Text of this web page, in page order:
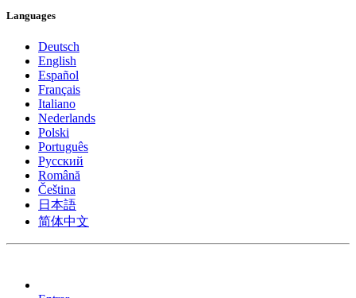
Languages
Deutsch
English
Español
Français
Italiano
Nederlands
Polski
Português
Pусский
Română
Čeština
日本語
简体中文